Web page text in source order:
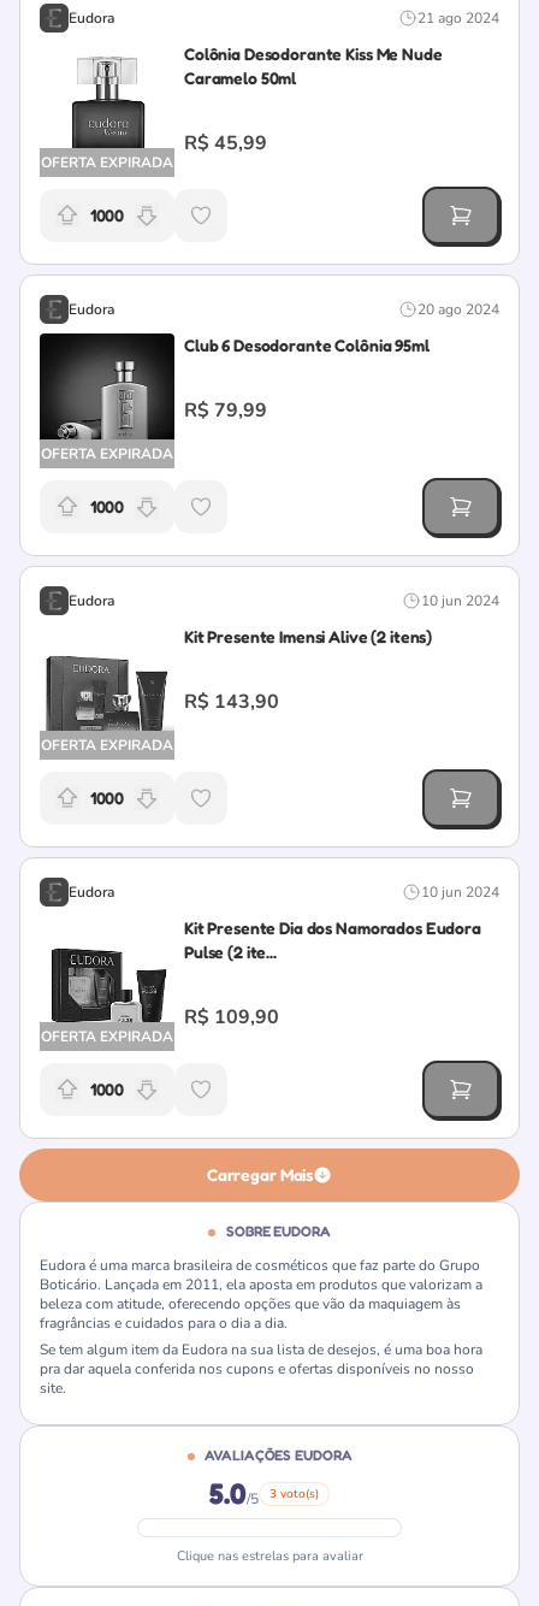
21 ago 2024
Eudora
OFERTA EXPIRADA
Colônia Desodorante Kiss Me Nude
Caramelo 50ml
R$ 45,99
Relevância da oferta: 1000 pontos
1000
20 ago 2024
Eudora
OFERTA EXPIRADA
Club 6 Desodorante Colônia 95ml
R$ 79,99
Relevância da oferta: 1000 pontos
1000
10 jun 2024
Eudora
OFERTA EXPIRADA
Kit Presente Imensi Alive (2 itens)
R$ 143,90
Relevância da oferta: 1000 pontos
1000
10 jun 2024
Eudora
OFERTA EXPIRADA
Kit Presente Dia dos Namorados Eudora
Pulse (2 ite...
R$ 109,90
Relevância da oferta: 1000 pontos
1000
Carregar Mais
SOBRE EUDORA
Eudora é uma marca brasileira de cosméticos que faz parte do Grupo
Boticário. Lançada em 2011, ela aposta em produtos que valorizam a
beleza com atitude, oferecendo opções que vão da maquiagem às
fragrâncias e cuidados para o dia a dia.
Se tem algum item da Eudora na sua lista de desejos, é uma boa hora
pra dar aquela conferida nos cupons e ofertas disponíveis no nosso
site.
AVALIAÇÕES EUDORA
5.0/5 3 voto(s)
Clique nas estrelas para avaliar